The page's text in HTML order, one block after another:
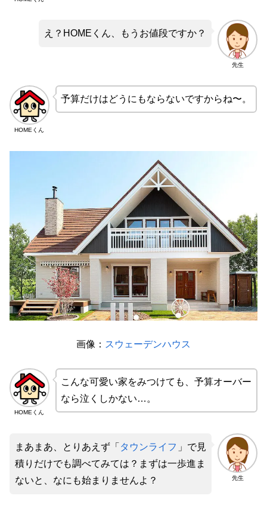
先生
え？HOMEくん、もうお値段ですか？
HOMEくん
予算だけはどうにもならないですからね〜。
画像： スウェーデンハウス
HOMEくん
こんな可愛い家をみつけても、予算オーバー
なら泣くしかない…。
先生
まあまあ、とりあえず「 タウンライフ 」で見
積りだけでも調べてみては？まずは一歩進ま
ないと、なにも始まりませんよ？